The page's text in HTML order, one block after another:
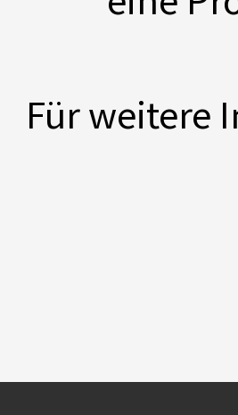
Für weitere